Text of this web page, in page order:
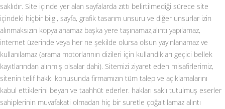
saklıdır. Site içinde yer alan sayfalarda zıttı belirtilmediği sürece site
içindeki hiçbir bilgi, sayfa, grafik tasarım unsuru ve diğer unsurlar izin
alınmaksızın kopyalanamaz başka yere taşınamaz,alıntı yapılamaz,
internet üzerinde veya her ne şekilde olursa olsun yayınlanamaz ve
kullanılamaz (arama motorlarının dizileri için kullandıkları geçici bellek
kayıtlarından alınmış olsalar dahi). Sitemizi ziyaret eden misafirlerimiz,
sitenin telif hakkı konusunda firmamızın tüm talep ve açıklamalarını
kabul ettiklerini beyan ve taahhüt ederler. hakları saklı tutulmuş eserler
sahiplerinin muvafakati olmadan hiç bir suretle çoğaltılamaz alıntı